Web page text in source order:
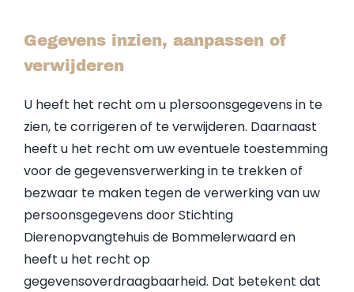
Gegevens inzien, aanpassen of
verwijderen
U heeft het recht om u p1ersoonsgegevens in te
zien, te corrigeren of te verwijderen. Daarnaast
heeft u het recht om uw eventuele toestemming
voor de gegevensverwerking in te trekken of
bezwaar te maken tegen de verwerking van uw
persoonsgegevens door Stichting
Dierenopvangtehuis de Bommelerwaard en
heeft u het recht op
gegevensoverdraagbaarheid. Dat betekent dat